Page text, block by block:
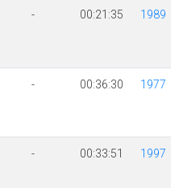
- 00:21:35 1989
- 00:36:30 1977
- 00:33:51 1997